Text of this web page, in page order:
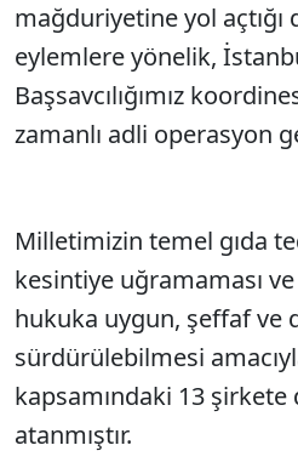
mağduriyetine yol
eylemlere yönelik,
Başsavcılığımız
zamanlı adli operasyon
Milletimizin temel gıda
kesintiye uğramaması
hukuka uygun, şeffaf ve
sürdürülebilmesi
kapsamındaki 13 şirkete
atanmıştır.